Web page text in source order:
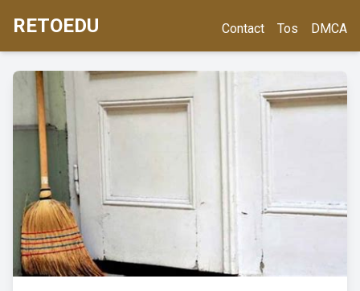
RETOEDU Contact Tos DMCA